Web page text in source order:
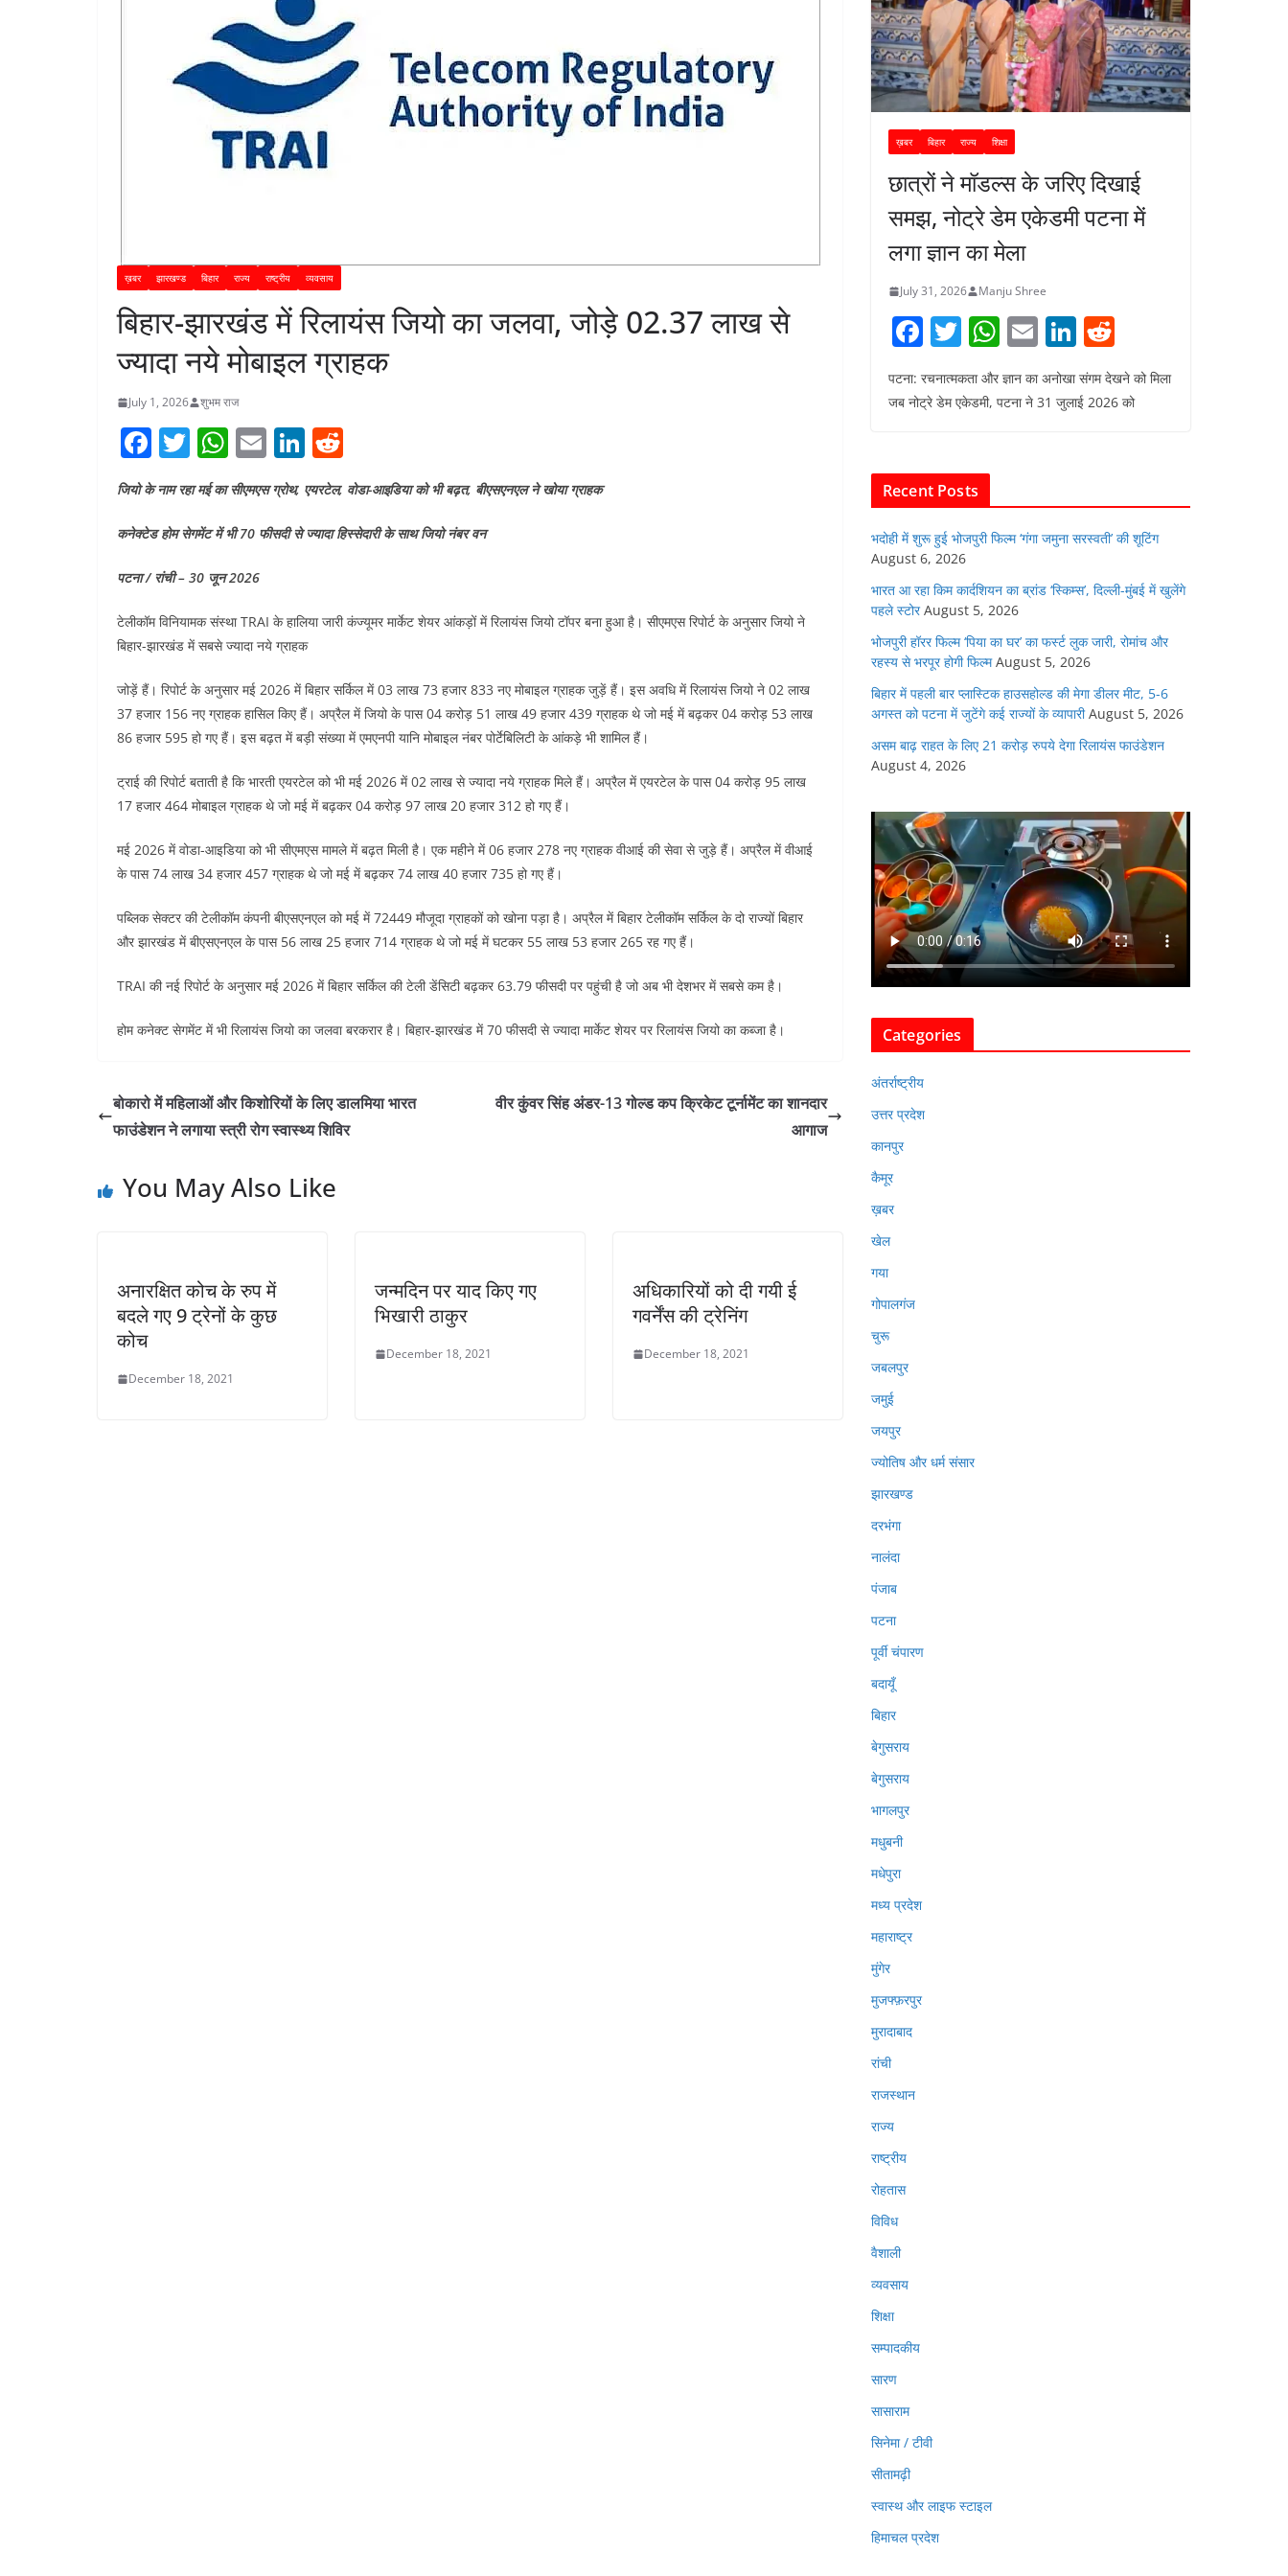
ख़बर झारखण्ड बिहार राज्य राष्ट्रीय व्यवसाय
बिहार-झारखंड में रिलायंस जियो का जलवा, जोड़े 02.37 लाख से
ज्यादा नये मोबाइल ग्राहक
July 1, 2026 शुभम राज
F
c
e
b
o
o
k
T
w
itt
er
W
h
at
s
A
p
p
E
m
ai
l
Li
k
e
e
d
di
जियो के नाम रहा मई का सीएमएस ग्रोथ, एयरटेल, वोडा-आइडिया को भी बढ़त, बीएसएनएल ने खोया ग्राहक
कनेक्टेड होम सेगमेंट में भी 70 फीसदी से ज्यादा हिस्सेदारी के साथ जियो नंबर वन
पटना / रांची – 30 जून 2026
टेलीकॉम विनियामक संस्था TRAI के हालिया जारी कंज्यूमर मार्केट शेयर आंकड़ों में रिलायंस जियो टॉपर बना हुआ है। सीएमएस रिपोर्ट के अनुसार जियो ने
बिहार-झारखंड में सबसे ज्यादा नये ग्राहक
जोड़ें हैं। रिपोर्ट के अनुसार मई 2026 में बिहार सर्किल में 03 लाख 73 हजार 833 नए मोबाइल ग्राहक जुड़ें हैं। इस अवधि में रिलायंस जियो ने 02 लाख
37 हजार 156 नए ग्राहक हासिल किए हैं। अप्रैल में जियो के पास 04 करोड़ 51 लाख 49 हजार 439 ग्राहक थे जो मई में बढ़कर 04 करोड़ 53 लाख
86 हजार 595 हो गए हैं। इस बढ़त में बड़ी संख्या में एमएनपी यानि मोबाइल नंबर पोर्टेबिलिटी के आंकड़े भी शामिल हैं।
ट्राई की रिपोर्ट बताती है कि भारती एयरटेल को भी मई 2026 में 02 लाख से ज्यादा नये ग्राहक मिले हैं। अप्रैल में एयरटेल के पास 04 करोड़ 95 लाख
17 हजार 464 मोबाइल ग्राहक थे जो मई में बढ़कर 04 करोड़ 97 लाख 20 हजार 312 हो गए हैं।
मई 2026 में वोडा-आइडिया को भी सीएमएस मामले में बढ़त मिली है। एक महीने में 06 हजार 278 नए ग्राहक वीआई की सेवा से जुड़े हैं। अप्रैल में वीआई
के पास 74 लाख 34 हजार 457 ग्राहक थे जो मई में बढ़कर 74 लाख 40 हजार 735 हो गए हैं।
पब्लिक सेक्टर की टेलीकॉम कंपनी बीएसएनएल को मई में 72449 मौजूदा ग्राहकों को खोना पड़ा है। अप्रैल में बिहार टेलीकॉम सर्किल के दो राज्यों बिहार
और झारखंड में बीएसएनएल के पास 56 लाख 25 हजार 714 ग्राहक थे जो मई में घटकर 55 लाख 53 हजार 265 रह गए हैं।
TRAI की नई रिपोर्ट के अनुसार मई 2026 में बिहार सर्किल की टेली डेंसिटी बढ़कर 63.79 फीसदी पर पहुंची है जो अब भी देशभर में सबसे कम है।
होम कनेक्ट सेगमेंट में भी रिलायंस जियो का जलवा बरकरार है। बिहार-झारखंड में 70 फीसदी से ज्यादा मार्केट शेयर पर रिलायंस जियो का कब्जा है।
बोकारो में महिलाओं और किशोरियों के लिए डालमिया भारत
फाउंडेशन ने लगाया स्त्री रोग स्वास्थ्य शिविर
वीर कुंवर सिंह अंडर-13 गोल्ड कप क्रिकेट टूर्नामेंट का शानदार
आगाज
You May Also Like
अनारक्षित कोच के रुप में
बदले गए 9 ट्रेनों के कुछ
कोच
December 18, 2021
जन्मदिन पर याद किए गए
भिखारी ठाकुर
December 18, 2021
अधिकारियों को दी गयी ई
गवर्नेंस की ट्रेनिंग
December 18, 2021
ख़बर बिहार राज्य शिक्षा
छात्रों ने मॉडल्स के जरिए दिखाई
समझ, नोट्रे डेम एकेडमी पटना में
लगा ज्ञान का मेला
July 31, 2026 Manju Shree
F
c
e
o
o
k
T
itt
W
at
p
E
m
ai
Li
n
k
e
e
d
पटना: रचनात्मकता और ज्ञान का अनोखा संगम देखने को मिला
जब नोट्रे डेम एकेडमी, पटना ने 31 जुलाई 2026 को
Recent Posts
भदोही में शुरू हुई भोजपुरी फिल्म ‘गंगा जमुना सरस्वती’ की शूटिंग
August 6, 2026
भारत आ रहा किम कार्दशियन का ब्रांड ‘स्किम्स’, दिल्ली-मुंबई में खुलेंगे
पहले स्टोर August 5, 2026
भोजपुरी हॉरर फिल्म ‘पिया का घर’ का फर्स्ट लुक जारी, रोमांच और
रहस्य से भरपूर होगी फिल्म August 5, 2026
बिहार में पहली बार प्लास्टिक हाउसहोल्ड की मेगा डीलर मीट, 5-6
अगस्त को पटना में जुटेंगे कई राज्यों के व्यापारी August 5, 2026
असम बाढ़ राहत के लिए 21 करोड़ रुपये देगा रिलायंस फाउंडेशन
August 4, 2026
Categories
अंतर्राष्ट्रीय
उत्तर प्रदेश
कानपुर
कैमूर
ख़बर
खेल
गया
गोपालगंज
चुरू
जबलपुर
जमुई
जयपुर
ज्योतिष और धर्म संसार
झारखण्ड
दरभंगा
नालंदा
पंजाब
पटना
पूर्वी चंपारण
बदायूँ
बिहार
बेगुसराय
बेगुसराय
भागलपुर
मधुबनी
मधेपुरा
मध्य प्रदेश
महाराष्ट्र
मुंगेर
मुजफ्फ़रपुर
मुरादाबाद
रांची
राजस्थान
राज्य
राष्ट्रीय
रोहतास
विविध
वैशाली
व्यवसाय
शिक्षा
सम्पादकीय
सारण
सासाराम
सिनेमा / टीवी
सीतामढ़ी
स्वास्थ और लाइफ स्टाइल
हिमाचल प्रदेश